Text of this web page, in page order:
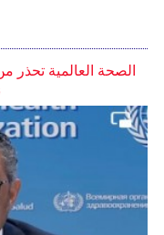
الصحة العالمية تحذر